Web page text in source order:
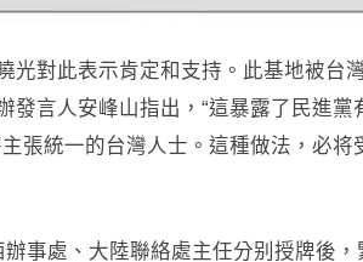
光對此表示肯定和支持。此基地被台
發言人安峰山指出，“這暴露了民進黨
張統一的台灣人士。這種做法，必将
事處、大陸聯絡處主任分别授牌後